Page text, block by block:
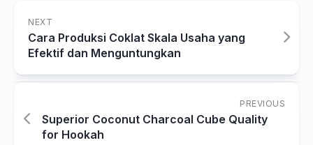
NEXT
Cara Produksi Coklat Skala Usaha yang
Efektif dan Menguntungkan
PREVIOUS
Superior Coconut Charcoal Cube Quality
for Hookah